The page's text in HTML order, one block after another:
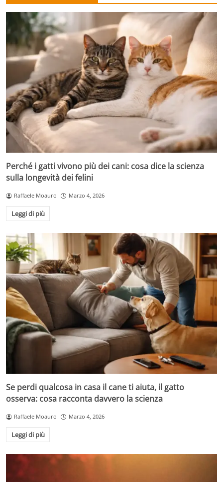
Perché i gatti vivono più dei cani: cosa dice la scienza
sulla longevità dei felini
Raffaele Moauro Marzo 4, 2026
Leggi di più
Se perdi qualcosa in casa il cane ti aiuta, il gatto
osserva: cosa racconta davvero la scienza
Raffaele Moauro Marzo 4, 2026
Leggi di più